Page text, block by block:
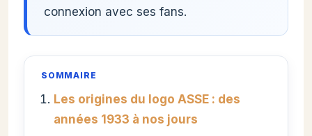
connexion avec ses fans.
SOMMAIRE
Les origines du logo ASSE : des
années 1933 à nos jours